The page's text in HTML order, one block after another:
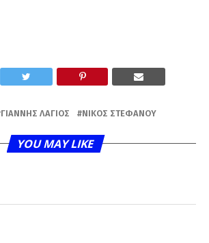
ΓΙΆΝΝΗΣ ΛΆΓΙΟΣ ΝΊΚΟΣ ΣΤΕΦΆΝΟΥ
YOU MAY LIKE